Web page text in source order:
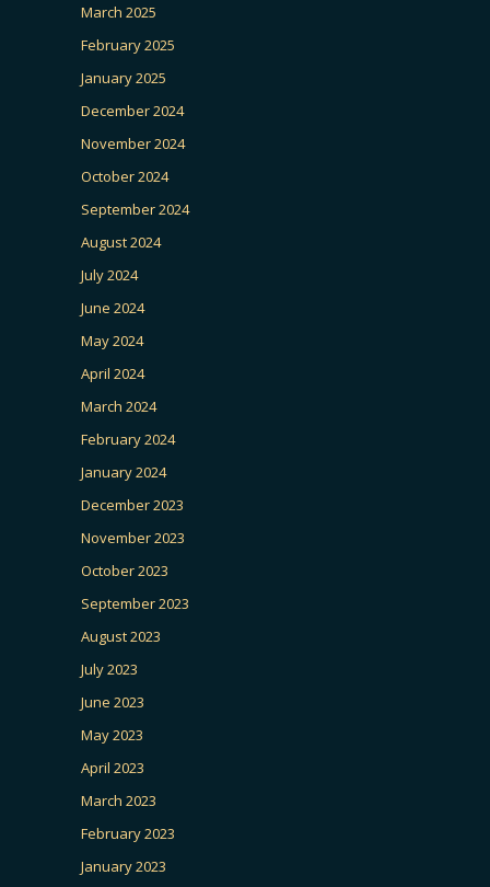
March 2025
February 2025
January 2025
December 2024
November 2024
October 2024
September 2024
August 2024
July 2024
June 2024
May 2024
April 2024
March 2024
February 2024
January 2024
December 2023
November 2023
October 2023
September 2023
August 2023
July 2023
June 2023
May 2023
April 2023
March 2023
February 2023
January 2023